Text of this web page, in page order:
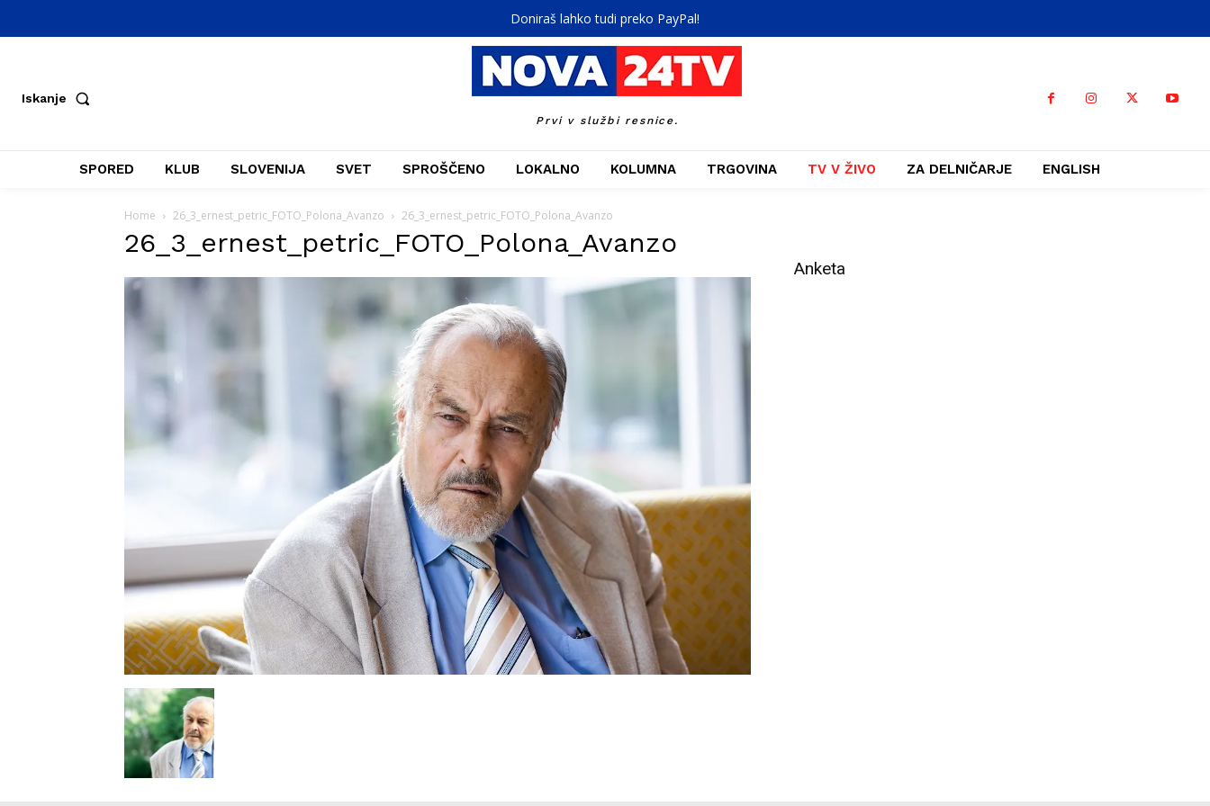
Doniraš lahko tudi preko PayPal!
Iskanje
Prvi v službi resnice.
SPORED KLUB SLOVENIJA SVET SPROŠČENO LOKALNO KOLUMNA TRGOVINA TV V ŽIVO ZA DELNIČARJE ENGLISH
Home 26_3_ernest_petric_FOTO_Polona_Avanzo 26_3_ernest_petric_FOTO_Polona_Avanzo
26_3_ernest_petric_FOTO_Polona_Avanzo
Anketa